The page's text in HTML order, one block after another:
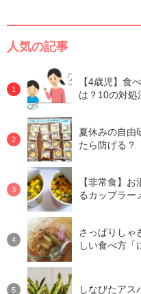
人気の記事
【4歳児】食
は？10の対処
夏休みの自由
たら防げる？
【非常食】
るカップラー
さっぱりしゃ
しい食べ方「
しなびたアス